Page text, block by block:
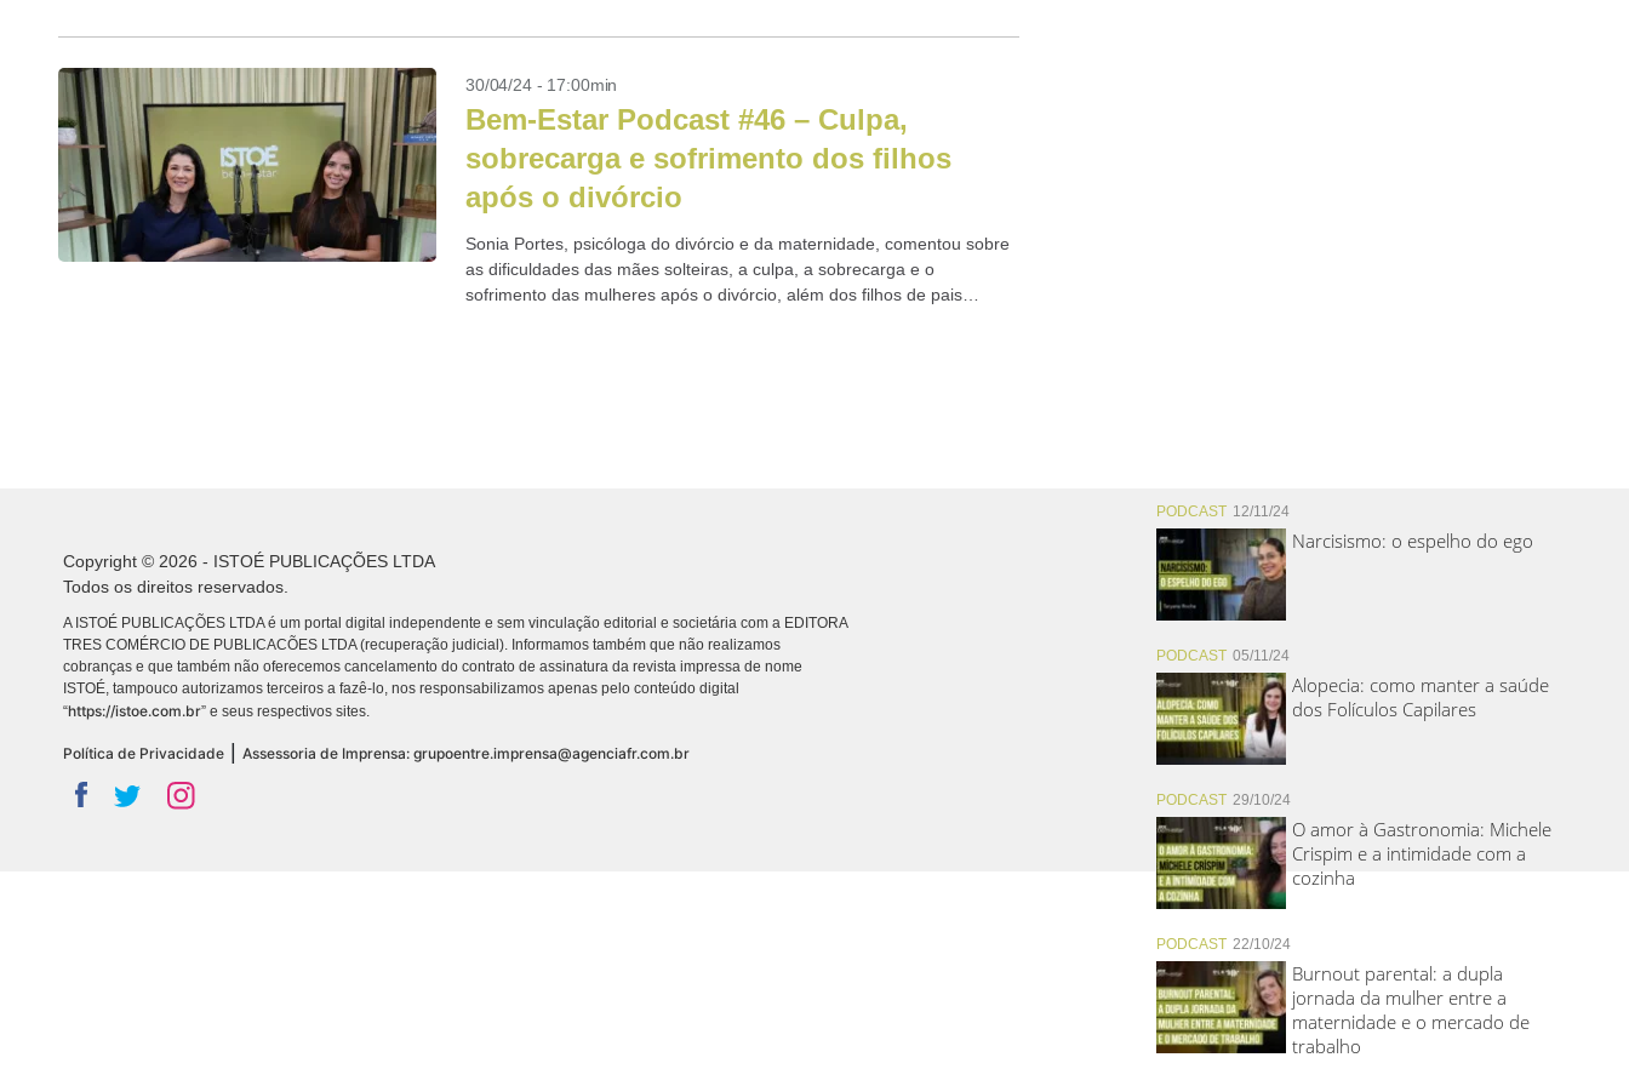
30/04/24 - 17:00min
Bem-Estar Podcast #46 – Culpa,
sobrecarga e sofrimento dos filhos
após o divórcio
Sonia Portes, psicóloga do divórcio e da maternidade, comentou sobre
as dificuldades das mães solteiras, a culpa, a sobrecarga e o
sofrimento das mulheres após o divórcio, além dos filhos de pais
PODCAST 12/11/24
Narcisismo: o espelho do ego
PODCAST 05/11/24
Alopecia: como manter a saúde
dos Folículos Capilares
PODCAST 29/10/24
O amor à Gastronomia: Michele
Crispim e a intimidade com a
cozinha
PODCAST 22/10/24
Burnout parental: a dupla
jornada da mulher entre a
maternidade e o mercado de
trabalho
Copyright © 2026 - ISTOÉ PUBLICAÇÕES LTDA
Todos os direitos reservados.
A ISTOÉ PUBLICAÇÕES LTDA é um portal digital independente e sem vinculação editorial e societária com a EDITORA
TRES COMÉRCIO DE PUBLICACÕES LTDA (recuperação judicial). Informamos também que não realizamos
cobranças e que também não oferecemos cancelamento do contrato de assinatura da revista impressa de nome
ISTOÉ, tampouco autorizamos terceiros a fazê-lo, nos responsabilizamos apenas pelo conteúdo digital
“https://istoe.com.br” e seus respectivos sites.
Política de Privacidade Assessoria de Imprensa: grupoentre.imprensa@agenciafr.com.br